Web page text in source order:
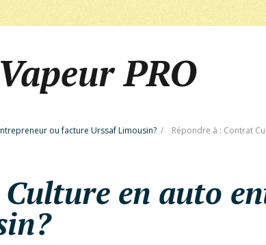
PRO
ou facture Urssaf Limousin? /
Répondre à : Contrat
en auto